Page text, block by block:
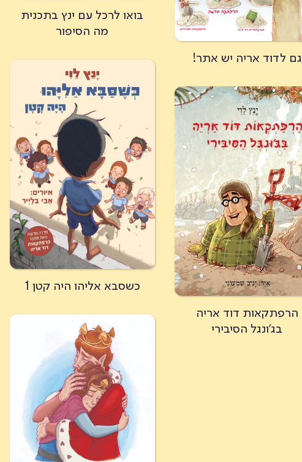
בואו לרכל עם ינץ בתכנית
מה הסיפור
גם לדוד אריה יש אתר!
כשסבא אליהו היה קטן 1
הרפתקאות דוד אריה
בג'ונגל הסיבירי